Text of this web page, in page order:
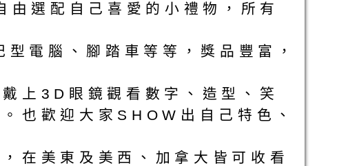
選配自己喜愛的小禮物，所有
電腦、腳踏車等等，獎品豐富，
上3D眼鏡觀看數字、造型、笑
也歡迎大家SHOW出自己特色、
在美東及美西、加拿大皆可收看